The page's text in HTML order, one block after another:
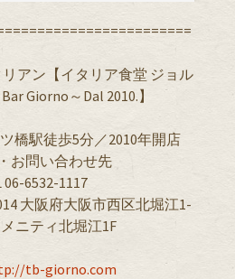
アン【イタリア食堂 ジョル
Giorno～Dal 2010.】
橋駅徒歩5分／2010年開店
お問い合わせ先
06-6532-1117
大阪府大阪市西区北堀江1-
ニティ北堀江1F
tb-giorno.com